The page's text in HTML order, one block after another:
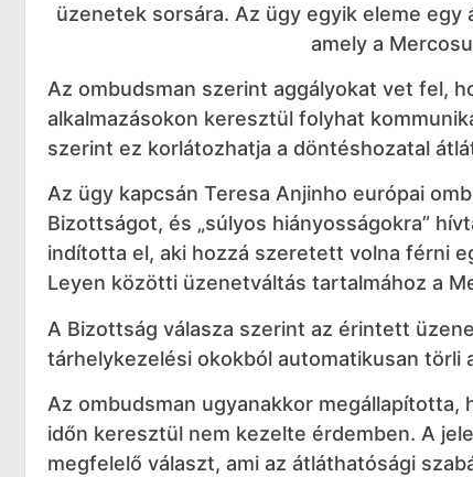
üzenetek sorsára. Az ügy egyik eleme
amely a
Az ombudsman szerint aggályokat vet fel,
alkalmazásokon keresztül folyhat
szerint ez korlátozhatja a döntéshozatal
Az ügy kapcsán Teresa Anjinho európai
Bizottságot, és „súlyos hiányosságokra”
indította el, aki hozzá szeretett volna férni
Leyen közötti üzenetváltás tartalmához a
A Bizottság válasza szerint az érintett
tárhelykezelési okokból automatikusan törli
Az ombudsman ugyanakkor
időn keresztül nem kezelte érdemben. A
megfelelő választ, ami az átláthatósági